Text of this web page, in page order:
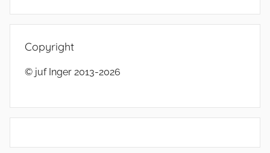
Copyright
© juf Inger 2013-2026